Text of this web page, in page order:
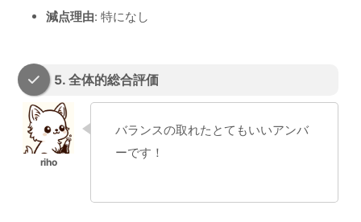
減点理由: 特になし
5. 全体的総合評価
バランスの取れたとてもいいアンバ
ーです！